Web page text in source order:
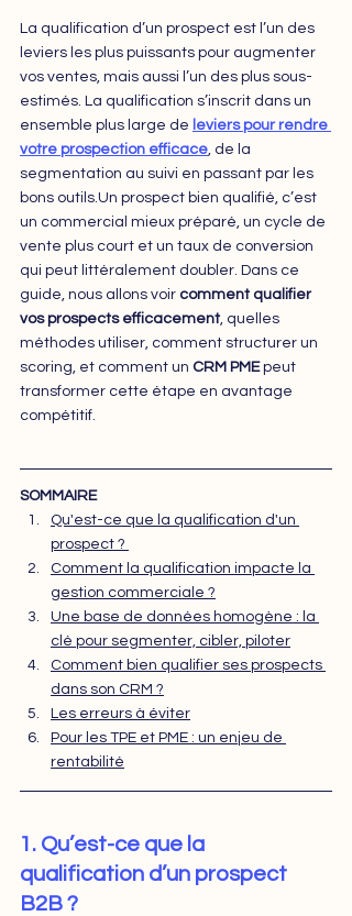
La qualification d’un prospect est l’un des
leviers les plus puissants pour augmenter
vos ventes, mais aussi l’un des plus sous-
estimés. La qualification s’inscrit dans un
ensemble plus large de leviers pour rendre
votre prospection efficace, de la
segmentation au suivi en passant par les
bons outils.Un prospect bien qualifié, c’est
un commercial mieux préparé, un cycle de
vente plus court et un taux de conversion
qui peut littéralement doubler. Dans ce
guide, nous allons voir comment qualifier
vos prospects efficacement, quelles
méthodes utiliser, comment structurer un
scoring, et comment un CRM PME peut
transformer cette étape en avantage
compétitif.
SOMMAIRE
Qu'est-ce que la qualification d'un
prospect ?
Comment la qualification impacte la
gestion commerciale ?
Une base de données homogène : la
clé pour segmenter, cibler, piloter
Comment bien qualifier ses prospects
dans son CRM ?
Les erreurs à éviter
Pour les TPE et PME : un enjeu de
rentabilité
1. Qu’est-ce que la
qualification d’un prospect
B2B ?